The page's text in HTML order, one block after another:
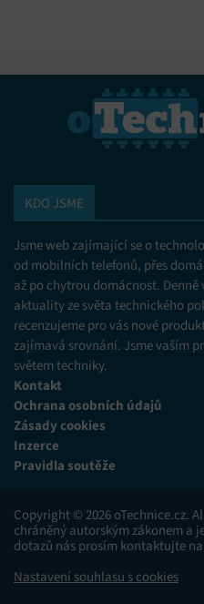
KDO JSME
Jsme web zajímající se o
od mobilních telefonů, přes
až po chytrou domácnost.
aktuality ze světa technického
recenzujeme pro vás nové
zajímavá srovnání. Jsme vaším
světem techniky.
Kontakt
Ochrana osobních údajů
Zásady cookies
Inzerce
Pravidla soutěže
Copyright © 2026 oTechnice.cz.
chráněný autorským zákonem a
dotazů nás prosím kontaktujte na
Nastavení souhlasu s cookies